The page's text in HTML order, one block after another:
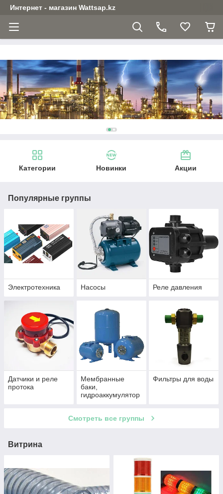
Интернет - магазин Wattsap.kz
Категории Новинки Акции
Популярные группы
Электротехника Насосы Реле давления
Датчики и реле
протока
Мембранные
баки,
гидроаккумулятор
Фильтры для воды
Смотреть все группы
Витрина